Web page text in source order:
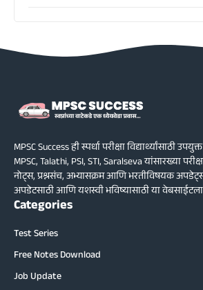
MPSC Success ही स्पर्धा परीक्षा विद्यार्थ्यांसाठी
MPSC, Talathi, PSI, STI, Saralseva यांसारख्या
नोट्स, प्रश्नसंच, अभ्यासक्रम आणि भरतीविषयक
अपडेटसाठी आणि यशस्वी भविष्यासाठी या वेबसाईटला
Categories
Test Series
Free Notes Download
Job Update